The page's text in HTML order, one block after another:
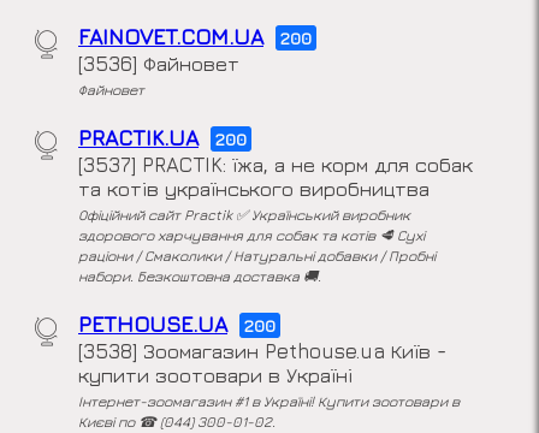
FAINOVET.COM.UA 200
[3536] Файновет
Файновет
PRACTIK.UA 200
[3537] PRACTIK: їжа, а не корм для собак
та котів українського виробництва
Офіційний сайт Practik ✅ Український виробник
здорового харчування для собак та котів 🥩 Сухі
раціони / Смаколики / Натуральні добавки / Пробні
набори. Безкоштовна доставка 🚚.
PETHOUSE.UA 200
[3538] Зоомагазин Pethouse.ua Київ -
купити зоотовари в Україні
Інтернет-зоомагазин #1 в Україні! Купити зоотовари в
Києві по ☎ (044) 300-01-02.